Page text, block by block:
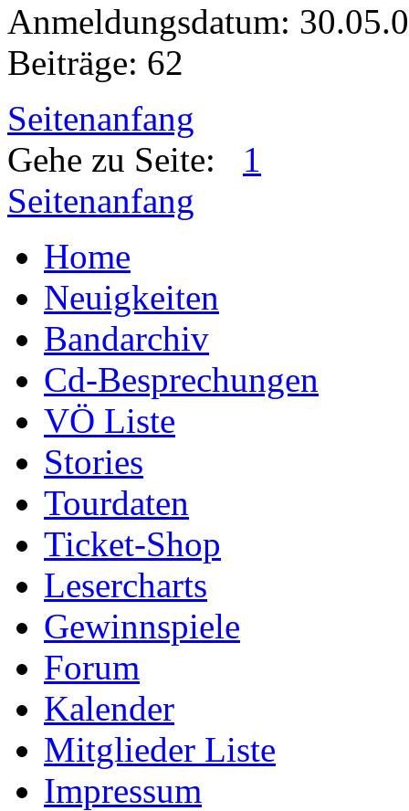
Anmeldungsdatum:
Beiträge: 62
Seitenanfang
Gehe zu Seite: 1
Seitenanfang
Home
Neuigkeiten
Bandarchiv
Cd-Besprechungen
VÖ Liste
Stories
Tourdaten
Ticket-Shop
Lesercharts
Gewinnspiele
Forum
Kalender
Mitglieder Liste
Impressum